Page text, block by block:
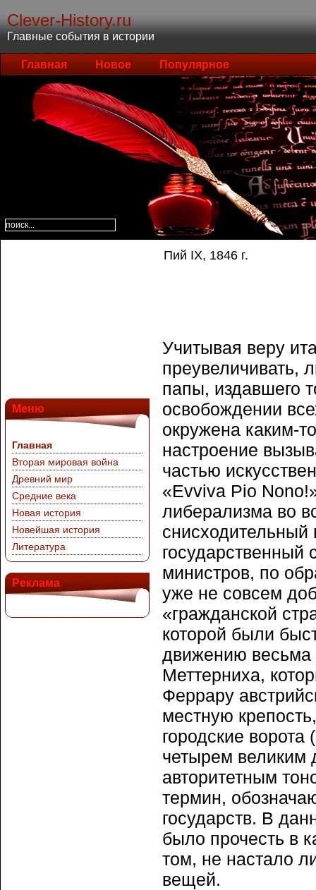
Clever-History.ru
Главные события в истории
Главная Новое Популярное
Меню
Главная
Вторая мировая война
Древний мир
Средние века
Новая история
Новейшая история
Литература
Реклама
Пий IX, 1846 г.
Учитывая веру
преувеличивать,
папы, издавшего
освобождении
окружена каким-
настроение
частью
«Evviva Pio
либерализма во
снисходительный
государственный
министров, по
уже не совсем
«гражданской
которой были
движению весьма
Меттерниха,
Феррару
местную
городские
четырем
авторитетным
термин,
государств. В
было прочесть в
том, не настало
вещей.